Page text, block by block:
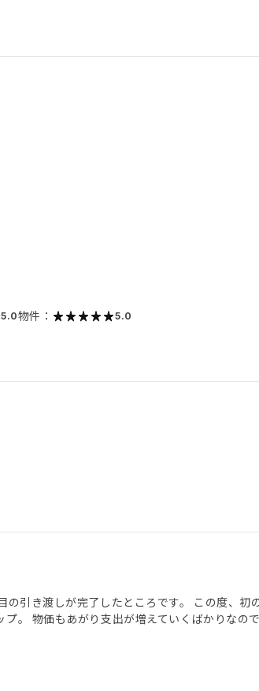
5.0物件： 5.0
引き渡しが完了したところです。 この度、初
。 物価もあがり支出が増えていくばかりなの